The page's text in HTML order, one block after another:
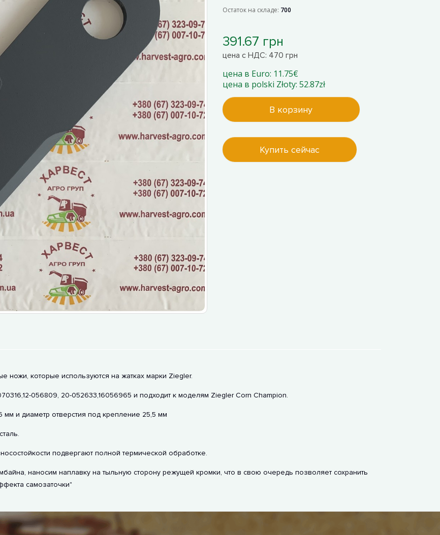
Остаток на складе: 700
391.67 грн
цена с НДС: 470 грн
цена в Euro: 11.75€
цена в polski Złoty: 52.87zł
В корзину
Купить сейчас
ножи, которые используются на жатках марки Ziegler.
056809, 20-052633,16056965 и подходит к моделям Ziegler Corn Champion.
и диаметр отверстия под крепление 25,5 мм
подвергают полной термической обработке.
наносим наплавку на тыльную сторону режущей кромки, что в свою очередь позволяет сохранить
самозаточки"